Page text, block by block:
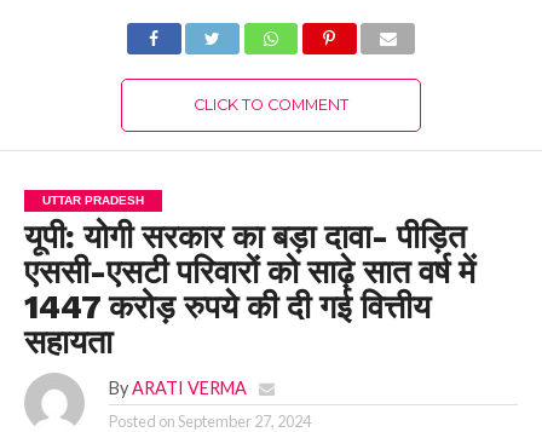
CLICK TO COMMENT
UTTAR PRADESH
यूपी: योगी सरकार का बड़ा दावा- पीड़ित
एससी-एसटी परिवारों को साढ़े सात वर्ष में
1447 करोड़ रुपये की दी गई वित्तीय
सहायता
By ARATI VERMA
Posted onSeptember 27, 2024